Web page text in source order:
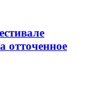
отточенное